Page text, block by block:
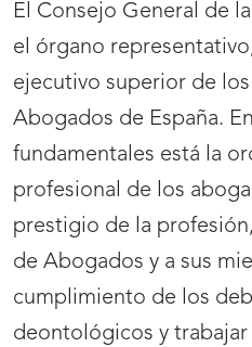
El Consejo General de
el órgano
ejecutivo superior de
Abogados de España.
fundamentales está la
profesional de los
prestigio de la
de Abogados y a sus
cumplimiento de los
deontológicos y trabajar